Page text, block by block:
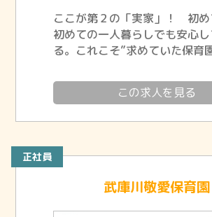
ここが第２の「実家」！ 初め
初めての一人暮らしでも安心
る。これこそ”求めていた保育
この求人を見る
正社員
武庫川敬愛保育園